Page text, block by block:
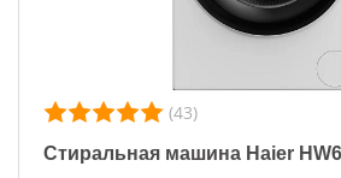
(43)
Стиральная машина Haier